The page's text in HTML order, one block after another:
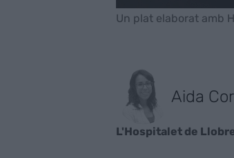
Un plat elaborat amb
Aida
L'Hospitalet de